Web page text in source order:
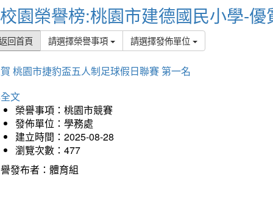
校園榮譽榜:桃園市建德國民小學-優
回首頁 請選擇榮譽事項 請選擇發佈單位
桃園市捷豹盃五人制足球假日聯賽 第一名
文
榮譽事項：桃園市競賽
發佈單位：學務處
建立時間：2025-08-28
瀏覽次數：477
發布者：體育組